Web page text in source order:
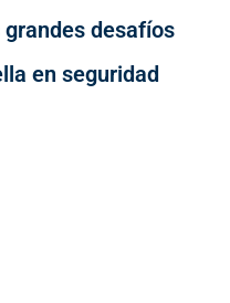
desafíos
en seguridad